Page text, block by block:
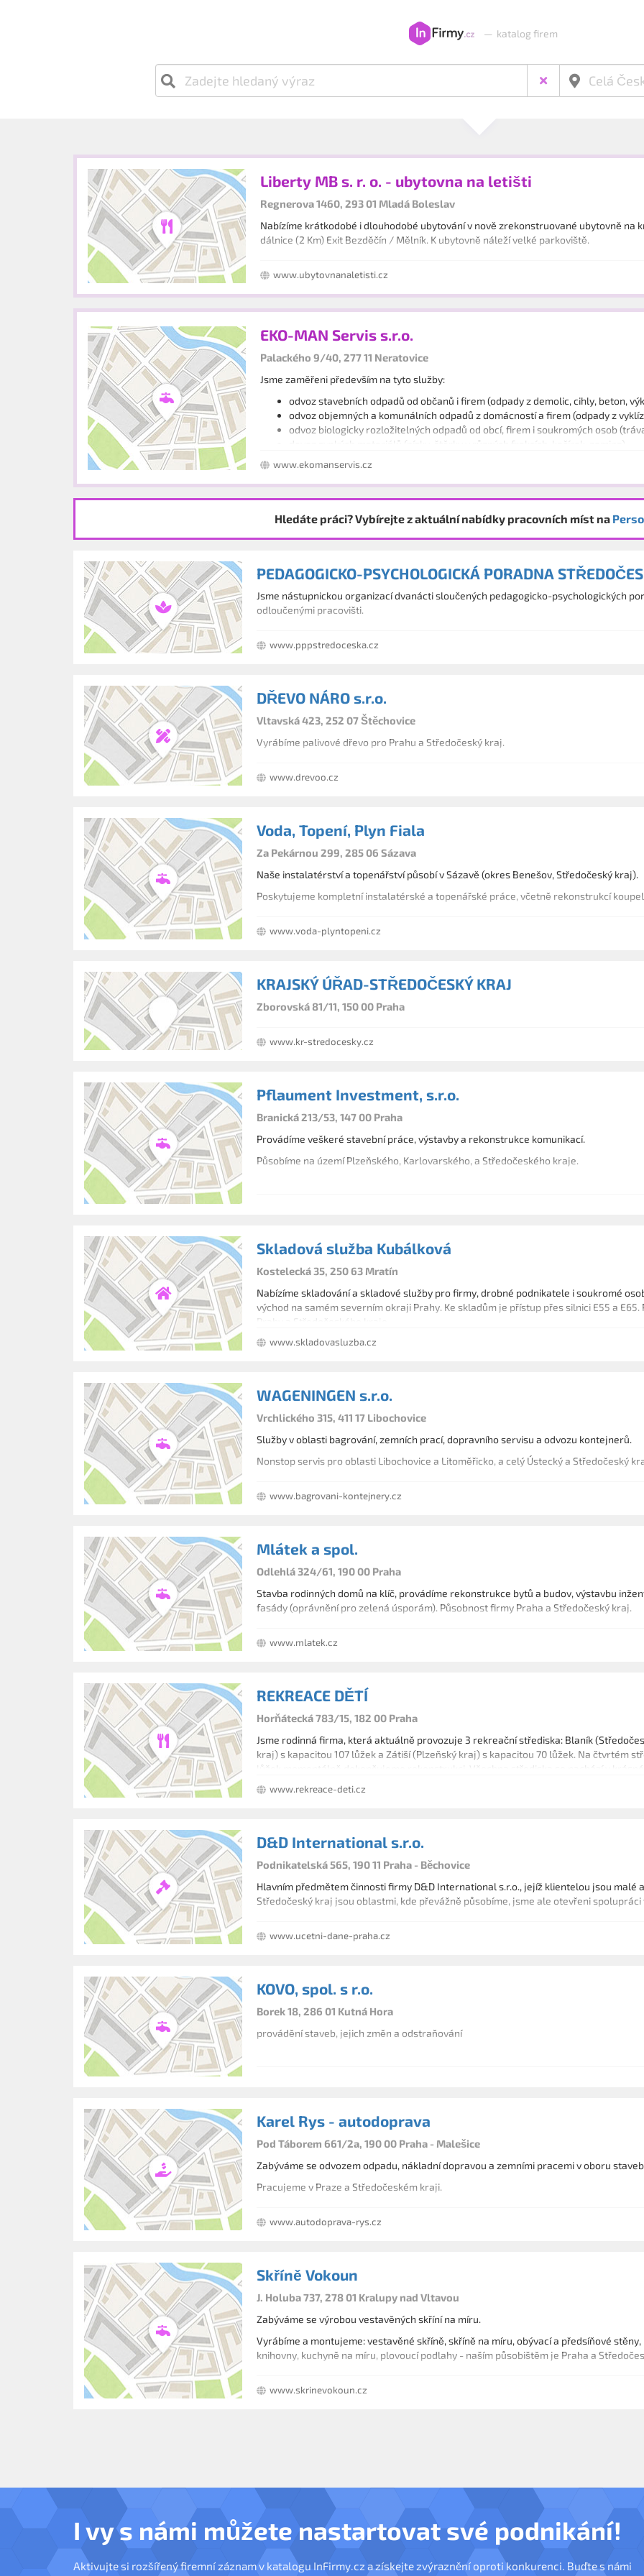
— katalog firem
Liberty MB s. r. o. - ubytovna na letišti
Regnerova 1460, 293 01 Mladá Boleslav
Nabízíme krátkodobé i dlouhodobé ubytování v nově zrekonstruované ubytovně na
dálnice (2 Km) Exit Bezděčín / Mělník. K ubytovně náleží velké parkoviště.
www.ubytovnanaletisti.cz
EKO-MAN Servis s.r.o.
Palackého 9/40, 277 11 Neratovice
Jsme zaměřeni především na tyto služby:
odvoz stavebních odpadů od občanů i firem (odpady z demolic, cihly, beton,
odvoz objemných a komunálních odpadů z domácností a firem (odpady z
odvoz biologicky rozložitelných odpadů od obcí, firem i soukromých osob
dovoz sypkých materiálů (písky, štěrky v různých frakcích, kačírek, zemina)
dovoz mulčovací kůry a okrasného kamene
www.ekomanservis.cz
Hledáte práci? Vybírejte z aktuální nabídky pracovních míst na
PEDAGOGICKO-PSYCHOLOGICKÁ PORADNA
Jsme nástupnickou organizací dvanácti sloučených pedagogicko-psychologických
odloučenými pracovišti.
www.pppstredoceska.cz
DŘEVO NÁRO s.r.o.
Vltavská 423, 252 07 Štěchovice
Vyrábíme palivové dřevo pro Prahu a Středočeský kraj.
www.drevoo.cz
Voda, Topení, Plyn Fiala
Za Pekárnou 299, 285 06 Sázava
Naše instalatérství a topenářství působí v Sázavě (okres Benešov, Středočeský kraj).
Poskytujeme kompletní instalatérské a topenářské práce, včetně rekonstrukcí
www.voda-plyntopeni.cz
KRAJSKÝ ÚŘAD-STŘEDOČESKÝ KRAJ
Zborovská 81/11, 150 00 Praha
www.kr-stredocesky.cz
Pflaument Investment, s.r.o.
Branická 213/53, 147 00 Praha
Provádíme veškeré stavební práce, výstavby a rekonstrukce komunikací.
Působíme na území Plzeňského, Karlovarského, a Středočeského kraje.
Skladová služba Kubálková
Kostelecká 35, 250 63 Mratín
Nabízíme skladování a skladové služby pro firmy, drobné podnikatele i soukromé
východ na samém severním okraji Prahy. Ke skladům je přístup přes silnici E55 a
Prahy a Středočeského kraje.
www.skladovasluzba.cz
WAGENINGEN s.r.o.
Vrchlického 315, 411 17 Libochovice
Služby v oblasti bagrování, zemních prací, dopravního servisu a odvozu kontejnerů.
Nonstop servis pro oblasti Libochovice a Litoměřicko, a celý Ústecký a Středočeský
www.bagrovani-kontejnery.cz
Mlátek a spol.
Odlehlá 324/61, 190 00 Praha
Stavba rodinných domů na klíč, provádíme rekonstrukce bytů a budov, výstavbu
fasády (oprávnění pro zelená úsporám). Působnost firmy Praha a Středočeský kraj.
www.mlatek.cz
REKREACE DĚTÍ
Horňátecká 783/15, 182 00 Praha
Jsme rodinná firma, která aktuálně provozuje 3 rekreační střediska: Blaník
kraj) s kapacitou 107 lůžek a Zátiší (Plzeňský kraj) s kapacitou 70 lůžek. Na čtvrtém
lůžek momentálně dokončujeme rekonstrukci. Všechna střediska se nachází v
či sportovní vyžití. Našim primárním zájmem je, abyste od nás odjížděli spokojeni a
www.rekreace-deti.cz
D&D International s.r.o.
Podnikatelská 565, 190 11 Praha - Běchovice
Hlavním předmětem činnosti firmy D&D International s.r.o., jejíž klientelou jsou malé
Středočeský kraj jsou oblastmi, kde převážně působíme, jsme ale otevřeni
www.ucetni-dane-praha.cz
KOVO, spol. s r.o.
Borek 18, 286 01 Kutná Hora
provádění staveb, jejich změn a odstraňování
Karel Rys - autodoprava
Pod Táborem 661/2a, 190 00 Praha - Malešice
Zabýváme se odvozem odpadu, nákladní dopravou a zemními pracemi v oboru
Pracujeme v Praze a Středočeském kraji.
www.autodoprava-rys.cz
Skříně Vokoun
J. Holuba 737, 278 01 Kralupy nad Vltavou
Zabýváme se výrobou vestavěných skříní na míru.
Vyrábíme a montujeme: vestavěné skříně, skříně na míru, obývací a předsíňové
knihovny, kuchyně na míru, plovoucí podlahy - naším působištěm je Praha a
www.skrinevokoun.cz
I vy s námi můžete nastartovat své podnikání!
Aktivujte si rozšířený firemní záznam v katalogu InFirmy.cz a získejte zvýraznění oproti konkurenci. Buďte s námi